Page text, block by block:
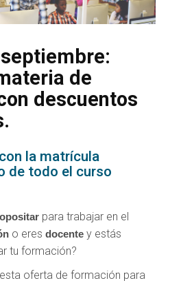
de
descuentos
la matrícula
de todo el curso
opositar para trabajar en el
o eresdocente y estás
tu formación?
esta oferta de formación para